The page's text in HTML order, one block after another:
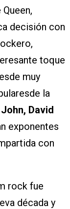
decisión con
toque
muy
la
David
exponentes
con
rock fue
década y